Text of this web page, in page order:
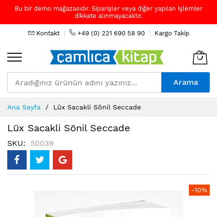
Bu bir demo mağazasıdır. Siparişler veya diğer yapılan işlemler
dikkate alınmayacaktır.
Kontakt +49 (0) 221 690 58 90 Kargo Takip
Arama
to
Content
Ana Sayfa Lüx Sacakli Sönil Seccade
Lüx Sacakli Sönil Seccade
SKU 50039
-10%